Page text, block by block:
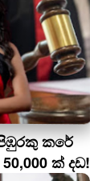
කරේ
ක් දඩ!